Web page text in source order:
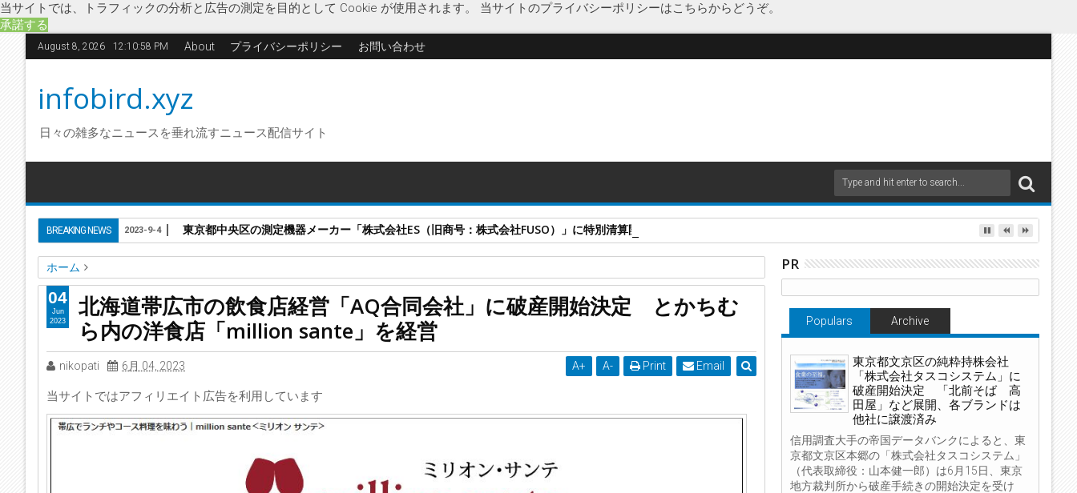
当サイトでは、トラフィックの分析と広告の測定を目的として Cookie が使用されます。 当サイトのプライバシーポリシーはこちらからどうぞ。
承諾する
August 8, 2026 12:10:58 PM About プライバシーポリシー お問い合わせ
infobird.xyz
日々の雑多なニュースを垂れ流すニュース配信サイト
BREAKING NEWS 東京都中央区の測定機器メーカー「株式会社ES（旧商号：株式会社FUSO）」に特別清算開始決定 事業はA-Gas Japanが承継
2023-9-4
ホーム
AQ合同会社
million sante とかちむら モッツァレラチーズ作り体験 飲食店経営 企業破綻 経済 破産開始決定
北海道
北海道帯広市の飲食店経営「AQ合同会社」に破産開始決定 とかちむら内の洋食店「million sante」を経営
北海道帯広市の飲食店経営「AQ合同会社」に破産開始決定 とかちむ
ら内の洋食店「million sante」を経営
nikopati 6月 04, 2023 A+ A- Print Email
当サイトではアフィリエイト広告を利用しています
04
Jun
2023
PR
Populars Archive
東京都文京区の純粋持株会社
「株式会社タスコシステム」に
破産開始決定 「北前そば 高
田屋」など展開、各ブランドは
他社に譲渡済み
信用調査大手の帝国データバンクによると、東
京都文京区本郷の「株式会社タスコシステム」
（代表取締役：山本健一郎）は6月15日、東京
地方裁判所から破産手続きの開始決定を受け